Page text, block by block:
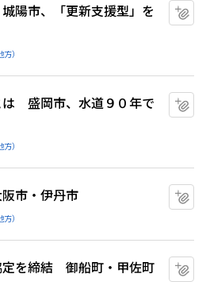
陽市、「更新支援型」を
）
は 盛岡市、水道９０年で
）
市・伊丹市
）
定を締結 御船町・甲佐町